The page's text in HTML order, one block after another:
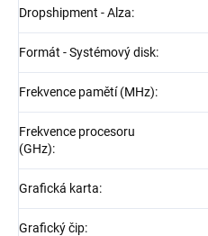
Dropshipment - Alza:
Formát - Systémový disk:
Frekvence pamětí (MHz):
Frekvence procesoru
(GHz):
Grafická karta:
Grafický čip: